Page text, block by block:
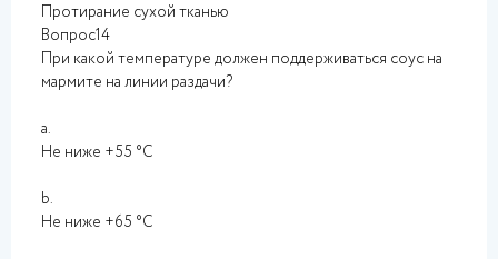
Протирание сухой тканью
Вопрос14
При какой температуре должен поддерживаться соус на
мармите на линии раздачи?
a.
Не ниже +55 °C
b.
Не ниже +65 °C